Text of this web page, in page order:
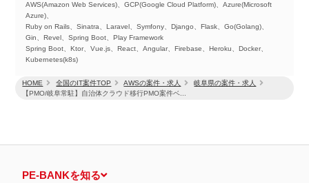
HOME 全国のIT案件TOP AWSの案件・求人
岐阜県の案件・求人
【PMO/岐阜常駐】自治体クラウド移行PMO案件ベ...
AWS(Amazon Web Services)、GCP(Google Cloud Platform)、Azure(Microsoft
Azure)、
Ruby on Rails、Sinatra、Laravel、Symfony、Django、Flask、Go(Golang)、
Gin、Revel、Spring Boot、Play Framework
Spring Boot、Ktor、Vue.js、React、Angular、Firebase、Heroku、Docker、
Kubernetes(k8s)
PE-BANKを知る